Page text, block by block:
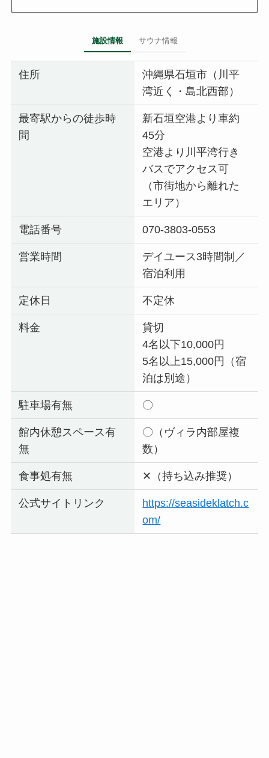
施設情報 サウナ情報
住所
沖縄県石垣市（川平
湾近く・島北西部）
最寄駅からの徒歩時
間
新石垣空港より車約
45分
空港より川平湾行き
バスでアクセス可
（市街地から離れた
エリア）
電話番号 070-3803-0553
営業時間
デイユース3時間制／
宿泊利用
定休日 不定休
料金
貸切
4名以下10,000円
5名以上15,000円（宿
泊は別途）
駐車場有無 〇
館内休憩スペース有
無
〇（ヴィラ内部屋複
数）
食事処有無 ✕（持ち込み推奨）
公式サイトリンク
https://seasideklatch.c
om/